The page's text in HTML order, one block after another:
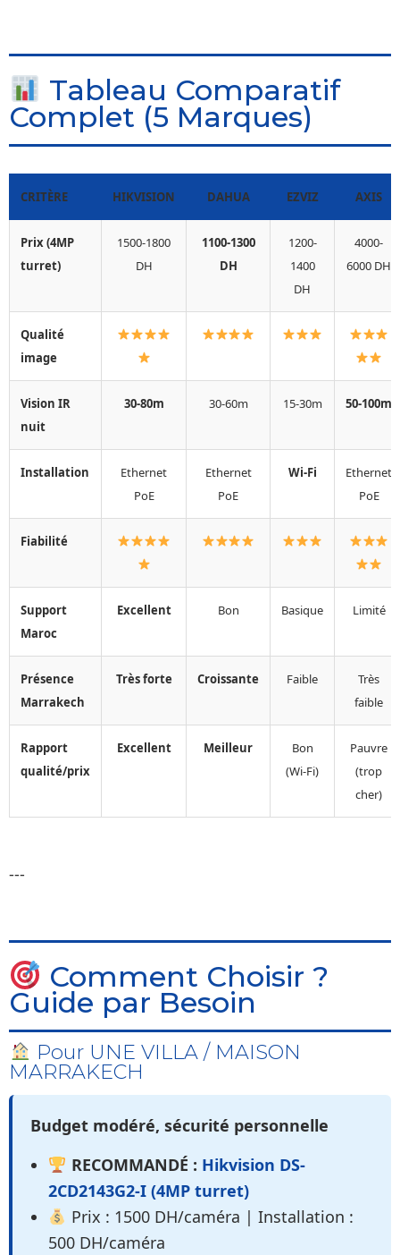
Tableau Comparatif
Complet (5 Marques)
CRITÈRE HIKVISION DAHUA EZVIZ AXIS
Prix (4MP
turret)
1500-1800
DH
1100-1300
DH
1200-
1400
DH
4000-
6000 DH
Qualité
image
Vision IR
nuit
30-80m 30-60m 15-30m 50-100m
Installation
Ethernet
PoE
Ethernet
PoE
Wi-Fi
Ethernet
PoE
Fiabilité
Support
Maroc
Excellent Bon Basique Limité
Présence
Marrakech
Très forte Croissante Faible
Très
faible
Rapport
qualité/prix
Excellent Meilleur
Bon
(Wi-Fi)
Pauvre
(trop
cher)
---
Comment Choisir ?
Guide par Besoin
Pour UNE VILLA / MAISON
MARRAKECH
Budget modéré, sécurité personnelle
RECOMMANDÉ : Hikvision DS-
2CD2143G2-I (4MP turret)
Prix : 1500 DH/caméra | Installation :
500 DH/caméra